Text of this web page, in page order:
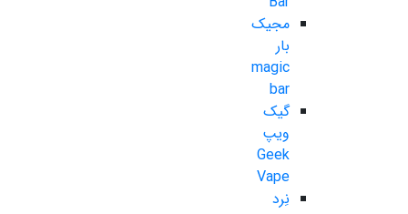
مجیک
بار
magic
bar
گیک
ویپ
Geek
Vape
نِرد